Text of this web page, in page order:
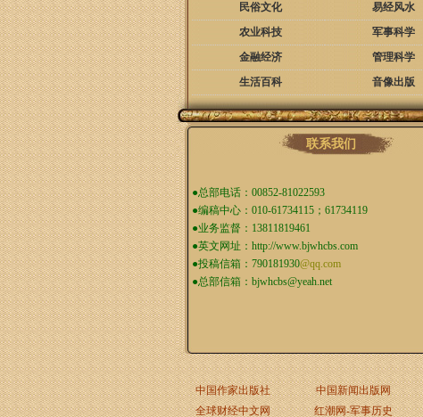
民俗文化
易经风水
农业科技
军事科学
金融经济
管理科学
生活百科
音像出版
联系我们
●总部电话：00852-81022593
●编稿中心：010-61734115；61734119
●业务监督：13811819461
●英文网址： http://www.bjwhcbs.com
●投稿信箱： 790181930@qq.com
●总部信箱： bjwhcbs@yeah.net
中国作家出版社 中国新闻出版网
全球财经中文网
红潮网-军事历史